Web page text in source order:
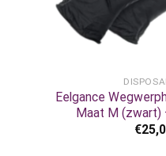
Eelgance
Maat M (zwart)
€